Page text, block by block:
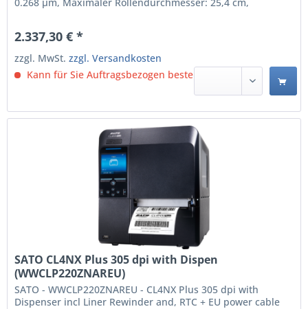
Anschlusstyp: USB Type-A / USB Type-B, Serielle
Schnittstelle: RS-232C. Produktfarbe:...
2.337,30 € *
zzgl. MwSt.zzgl. Versandkosten
Kann für Sie Auftragsbezogen bestellt werden.
SATO CL4NX Plus 305 dpi with Dispen
(WWCLP220ZNAREU)
SATO - WWCLP220ZNAREU - CL4NX Plus 305 dpi with
Dispenser incl Liner Rewinder and, RTC + EU power cable